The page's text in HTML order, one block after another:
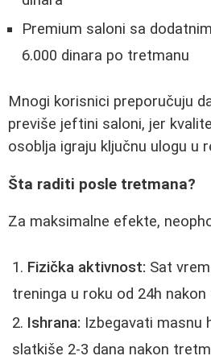
Premium saloni sa
6.000 dinara po tretmanu
Mnogi korisnici preporučuju
previše jeftini saloni, jer
osoblja igraju ključnu ulogu u
Šta raditi posle tretmana?
Za maksimalne efekte,
Fizička aktivnost: Sat
treninga u roku od 24h
Ishrana: Izbegavati masnu
slatkiše 2-3 dana nakon